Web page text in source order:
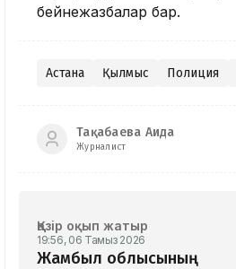
бейнежазбалар бар.
Астана Қылмыс Полиция
Тақабаева Аида
Журналист
Қазір оқып жатыр
19:56, 06 Тамыз 2026
Жамбыл облысының